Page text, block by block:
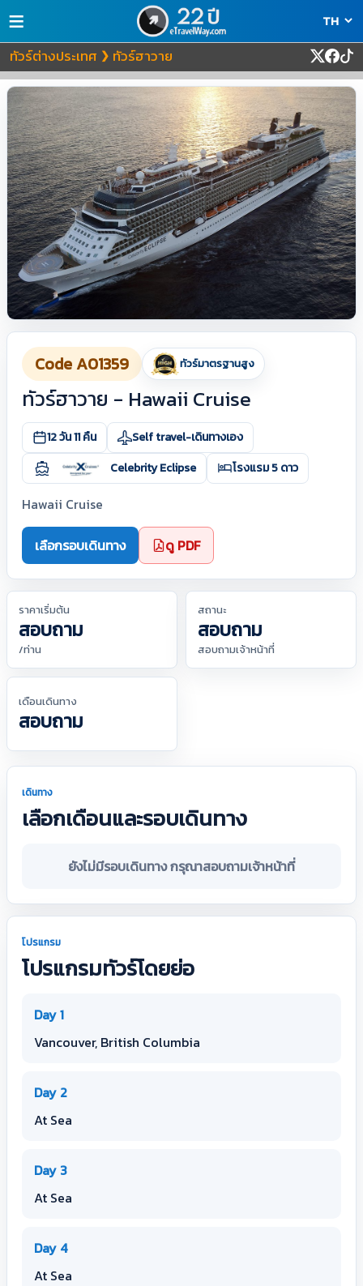
≡
ทัวร์ต่างประเทศ ❯ ทัวร์ฮาวาย
Code A01359 ทัวร์มาตรฐานสูง
ทัวร์ฮาวาย - Hawaii Cruise
12 วัน 11 คืน
Self travel-เดินทางเอง
Celebrity Eclipse
โรงแรม 5 ดาว
Hawaii Cruise
เลือกรอบเดินทาง ดู PDF
ราคาเริ่มต้น
สอบถาม
/ท่าน
สถานะ
สอบถาม
สอบถามเจ้าหน้าที่
เดือนเดินทาง
สอบถาม
เดินทาง
เลือกเดือนและรอบเดินทาง
ยังไม่มีรอบเดินทาง กรุณาสอบถามเจ้าหน้าที่
โปรแกรม
โปรแกรมทัวร์โดยย่อ
Day 1
Vancouver, British Columbia
Day 2
At Sea
Day 3
At Sea
Day 4
At Sea